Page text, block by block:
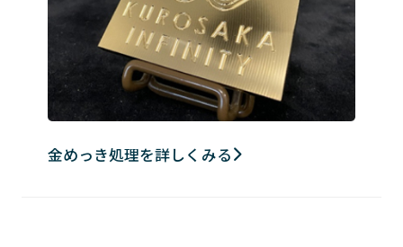
金めっき処理を詳しくみる